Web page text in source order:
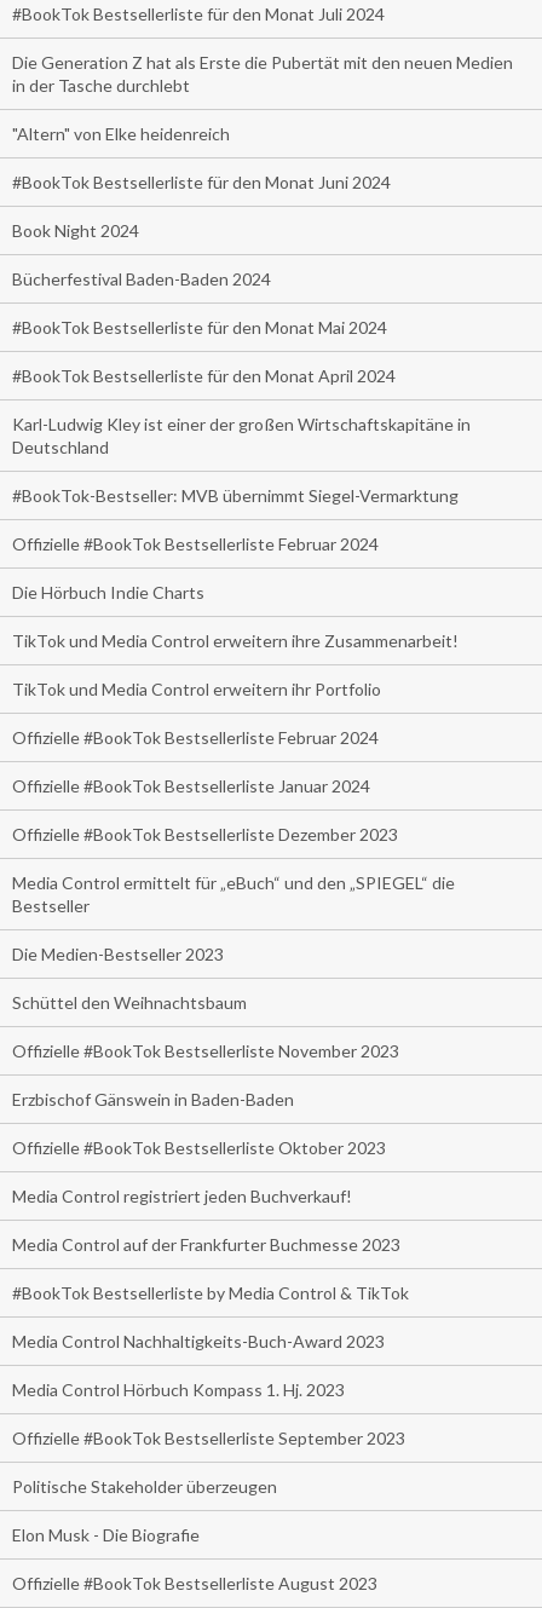
#BookTok Bestsellerliste für den Monat Juli 2024
Die Generation Z hat als Erste die Pubertät mit den neuen Medien
in der Tasche durchlebt
"Altern" von Elke heidenreich
#BookTok Bestsellerliste für den Monat Juni 2024
Book Night 2024
Bücherfestival Baden-Baden 2024
#BookTok Bestsellerliste für den Monat Mai 2024
#BookTok Bestsellerliste für den Monat April 2024
Karl-Ludwig Kley ist einer der großen Wirtschaftskapitäne in
Deutschland
#BookTok-Bestseller: MVB übernimmt Siegel-Vermarktung
Offizielle #BookTok Bestsellerliste Februar 2024
Die Hörbuch Indie Charts
TikTok und Media Control erweitern ihre Zusammenarbeit!
TikTok und Media Control erweitern ihr Portfolio
Offizielle #BookTok Bestsellerliste Februar 2024
Offizielle #BookTok Bestsellerliste Januar 2024
Offizielle #BookTok Bestsellerliste Dezember 2023
Media Control ermittelt für „eBuch“ und den „SPIEGEL“ die
Bestseller
Die Medien-Bestseller 2023
Schüttel den Weihnachtsbaum
Offizielle #BookTok Bestsellerliste November 2023
Erzbischof Gänswein in Baden-Baden
Offizielle #BookTok Bestsellerliste Oktober 2023
Media Control registriert jeden Buchverkauf!
Media Control auf der Frankfurter Buchmesse 2023
#BookTok Bestsellerliste by Media Control & TikTok
Media Control Nachhaltigkeits-Buch-Award 2023
Media Control Hörbuch Kompass 1. Hj. 2023
Offizielle #BookTok Bestsellerliste September 2023
Politische Stakeholder überzeugen
Elon Musk - Die Biografie
Offizielle #BookTok Bestsellerliste August 2023